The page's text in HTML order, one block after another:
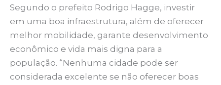
Segundo o prefeito Rodrigo Hagge, investir
em uma boa infraestrutura, além de oferecer
melhor mobilidade, garante desenvolvimento
econômico e vida mais digna para a
população. “Nenhuma cidade pode ser
considerada excelente se não oferecer boas